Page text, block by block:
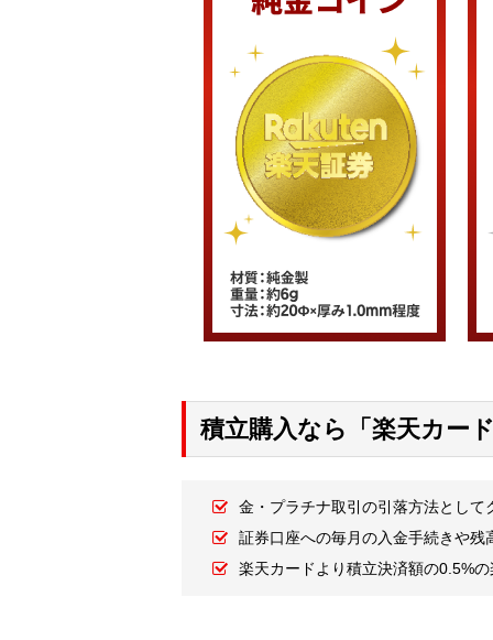
積立購入なら「楽天カー
金・プラチナ取引の引落方法とし
証券口座への毎月の入金手続きや残
楽天カードより積立決済額の0.5%